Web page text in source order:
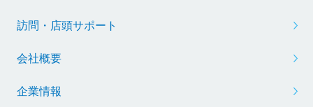
訪問・店頭サポート
会社概要
企業情報